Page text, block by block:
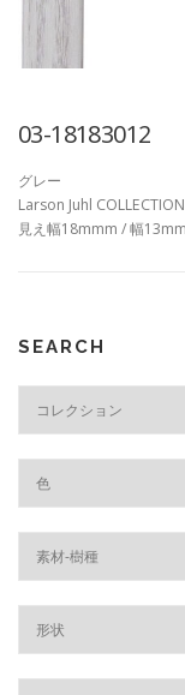
03-18183012
グレー
Larson Juhl
見え幅18mmm / 幅
SEARCH